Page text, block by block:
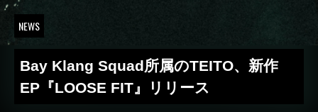
NEWS
Bay Klang Squad所属のTEITO、新作
EP『LOOSE FIT』リリース